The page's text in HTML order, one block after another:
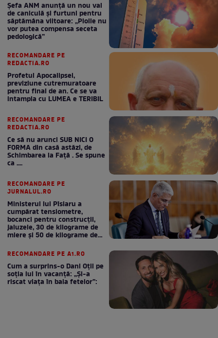
Șefa ANM anunță un nou val
de caniculă și furtuni pentru
săptămâna viitoare: „Ploile nu
vor putea compensa seceta
pedologică”
RECOMANDARE PE
REDACTIA.RO
Profetul Apocalipsei,
previziune cutremuratoare
pentru final de an. Ce se va
intampla cu LUMEA e TERIBIL
RECOMANDARE PE
REDACTIA.RO
Ce să nu arunci SUB NICI O
FORMA din casă astăzi, de
Schimbarea la Față . Se spune
ca ....
RECOMANDARE PE
JURNALUL.RO
Ministerul lui Pîslaru a
cumpărat tensiometre,
bocanci pentru construcții,
jaluzele, 30 de kilograme de
miere și 50 de kilograme de
RECOMANDARE PE A1.RO
Cum a surprins-o Dani Oțil pe
soția lui în vacanță: „Și-a
riscat viața în baia fetelor”: